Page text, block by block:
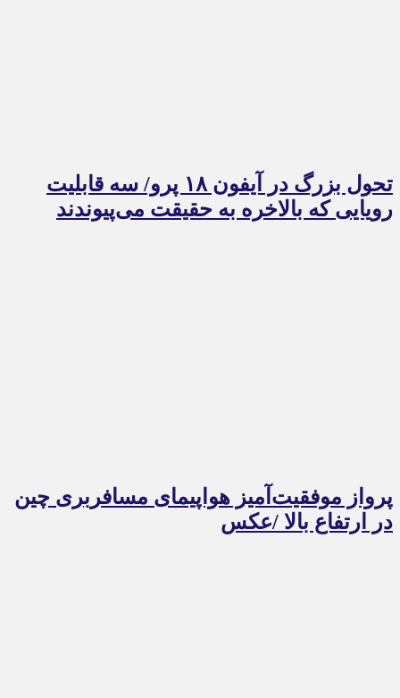
تحول بزرگ در آیفون ۱۸ پرو/ سه قابلیت
رویایی که بالاخره به حقیقت می‌پیوندند
پرواز موفقیت‌آمیز هواپیمای مسافربری چین
در ارتفاع بالا /عکس